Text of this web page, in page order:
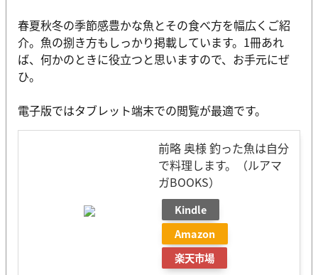
春夏秋冬の季節感豊かな魚とその食べ方を幅広くご紹
介。魚の捌き方もしっかり掲載しています。1冊あれ
ば、何かのときに役立つと思いますので、お手元にぜ
ひ。
電子版ではタブレット端末での閲覧が最適です。
前略 奥様 釣った魚は自分
で料理します。（ルアマ
ガBOOKS）
Kindle
Amazon
楽天市場